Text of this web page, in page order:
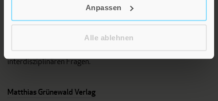
Anpassen
Alle ablehnen
Das Programm dieses Fachverlages umfasst Bücher und
allem Systematische und Pastoraltheologie,
interdisziplinären Fragen.
Matthias Grünewald Verlag